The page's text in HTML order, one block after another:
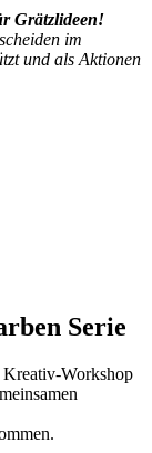
Grätzlideen!
im
und als Aktionen
Serie
Kreativ-Workshop